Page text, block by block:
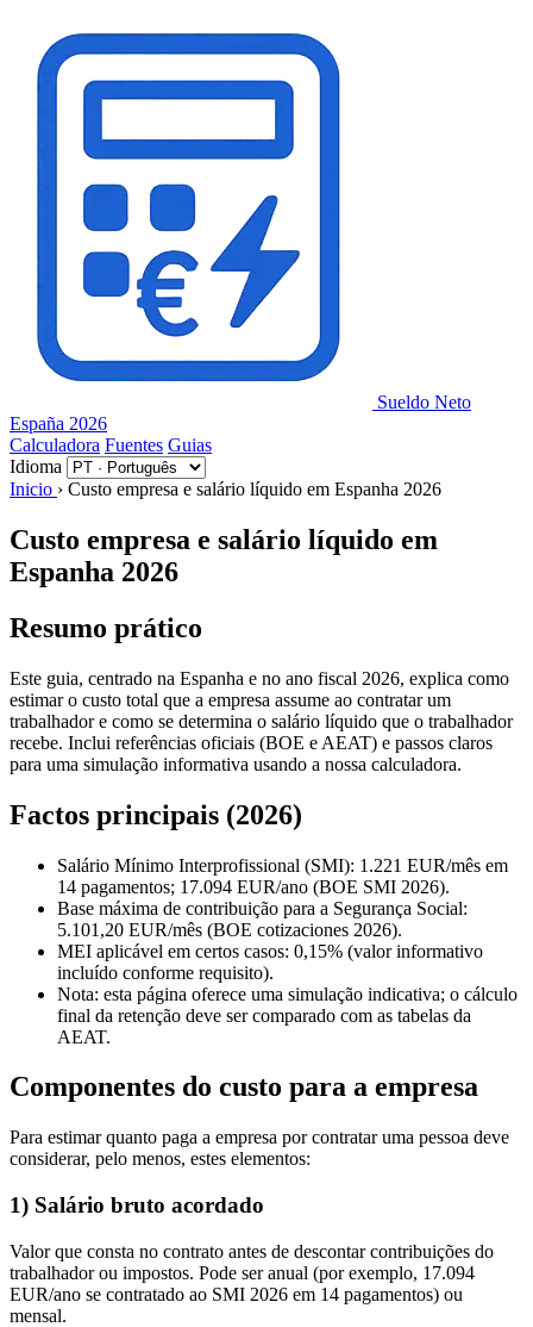
Sueldo Neto
España 2026
Calculadora Fuentes Guias
Idioma
Inicio › Custo empresa e salário líquido em Espanha 2026
Custo empresa e salário líquido em
Espanha 2026
Resumo prático
Este guia, centrado na Espanha e no ano fiscal 2026, explica como
estimar o custo total que a empresa assume ao contratar um
trabalhador e como se determina o salário líquido que o trabalhador
recebe. Inclui referências oficiais (BOE e AEAT) e passos claros
para uma simulação informativa usando a nossa calculadora.
Factos principais (2026)
Salário Mínimo Interprofissional (SMI): 1.221 EUR/mês em
14 pagamentos; 17.094 EUR/ano (BOE SMI 2026).
Base máxima de contribuição para a Segurança Social:
5.101,20 EUR/mês (BOE cotizaciones 2026).
MEI aplicável em certos casos: 0,15% (valor informativo
incluído conforme requisito).
Nota: esta página oferece uma simulação indicativa; o cálculo
final da retenção deve ser comparado com as tabelas da
AEAT.
Componentes do custo para a empresa
Para estimar quanto paga a empresa por contratar uma pessoa deve
considerar, pelo menos, estes elementos:
1) Salário bruto acordado
Valor que consta no contrato antes de descontar contribuições do
trabalhador ou impostos. Pode ser anual (por exemplo, 17.094
EUR/ano se contratado ao SMI 2026 em 14 pagamentos) ou
mensal.